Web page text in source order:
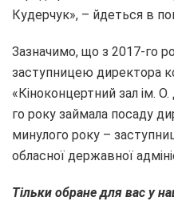
Кудерчук», – йдеться в
Зазначимо, що з 2017-го
заступницею директора
«Кіноконцертний зал ім.
го року займала посаду
минулого року –
обласної державної
Тільки обране для вас у